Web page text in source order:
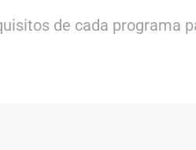
de cada programa